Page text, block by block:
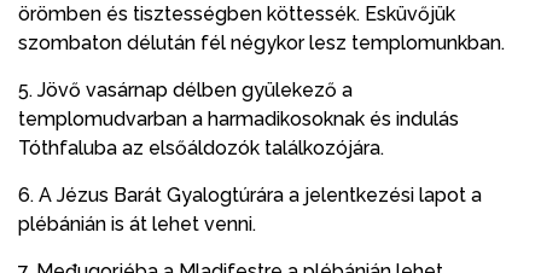
örömben és tisztességben köttessék. Esküvőjük
szombaton délután fél négykor lesz templomunkban.
5. Jövő vasárnap délben gyülekező a
templomudvarban a harmadikosoknak és indulás
Tóthfaluba az elsőáldozók találkozójára.
6. A Jézus Barát Gyalogtúrára a jelentkezési lapot a
plébánián is át lehet venni.